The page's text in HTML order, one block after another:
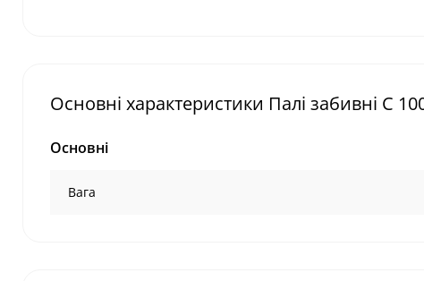
Основні характеристики Палі забивні С
Основні
Вага